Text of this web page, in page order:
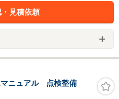
見積依頼
ニュアル 点検整備